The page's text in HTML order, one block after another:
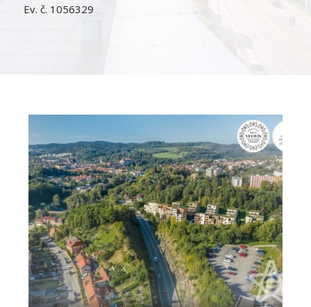
Ev. č. 1056329